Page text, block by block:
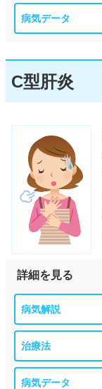
病気データ
C型肝炎
詳細を見る
病気解説
治療法
病気データ